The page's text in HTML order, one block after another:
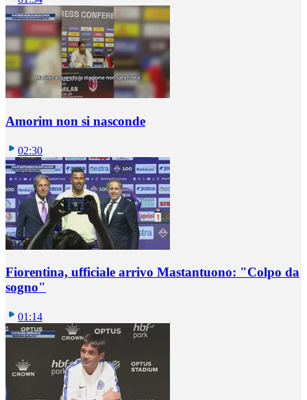
Amorim non si nasconde
02:30
Fiorentina, ufficiale arrivo Mastantuono: "Colpo da
sogno"
01:14